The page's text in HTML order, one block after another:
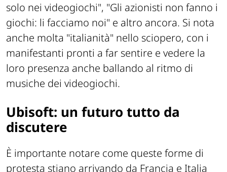
solo nei videogiochi", "Gli azionisti non fanno i
giochi: li facciamo noi" e altro ancora. Si nota
anche molta "italianità" nello sciopero, con i
manifestanti pronti a far sentire e vedere la
loro presenza anche ballando al ritmo di
musiche dei videogiochi.
Ubisoft: un futuro tutto da
discutere
È importante notare come queste forme di
protesta stiano arrivando da Francia e Italia